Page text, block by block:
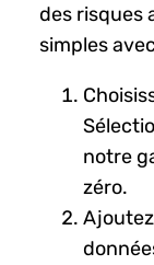
des risques
simples
notre
zéro.